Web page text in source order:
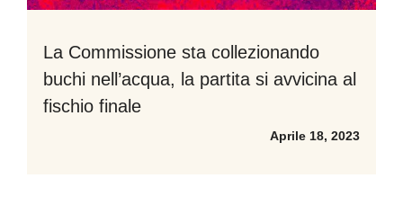
La Commissione sta collezionando
buchi nell’acqua, la partita si avvicina al
fischio finale
Aprile 18, 2023